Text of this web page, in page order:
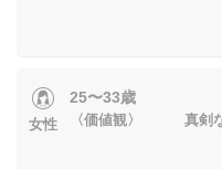
女性
25〜33歳
〈価値観〉 真剣な